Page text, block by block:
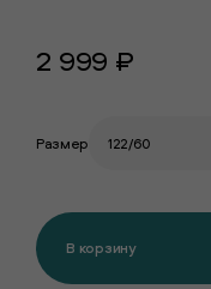
2 999 ₽
Размер 122/60
В корзину